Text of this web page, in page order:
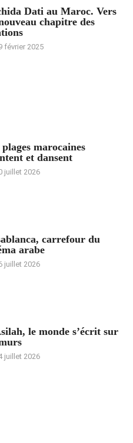
Dati au Maroc. Vers
chapitre des
février 2025
marocaines
et dansent
juillet 2026
carrefour du
arabe
juillet 2026
le monde s’écrit sur
juillet 2026